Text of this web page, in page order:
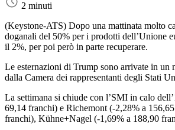
2 minuti
(Keystone-ATS) Dopo una mattinata molto
doganali del 50% per i prodotti dell’Unione
il 2%, per poi però in parte recuperare.
Le esternazioni di Trump sono arrivate in
dalla Camera dei rappresentanti degli Stati
La settimana si chiude con l’SMI in calo
69,14 franchi) e Richemont (-2,28% a
franchi), Kühne+Nagel (-1,69% a 188,90